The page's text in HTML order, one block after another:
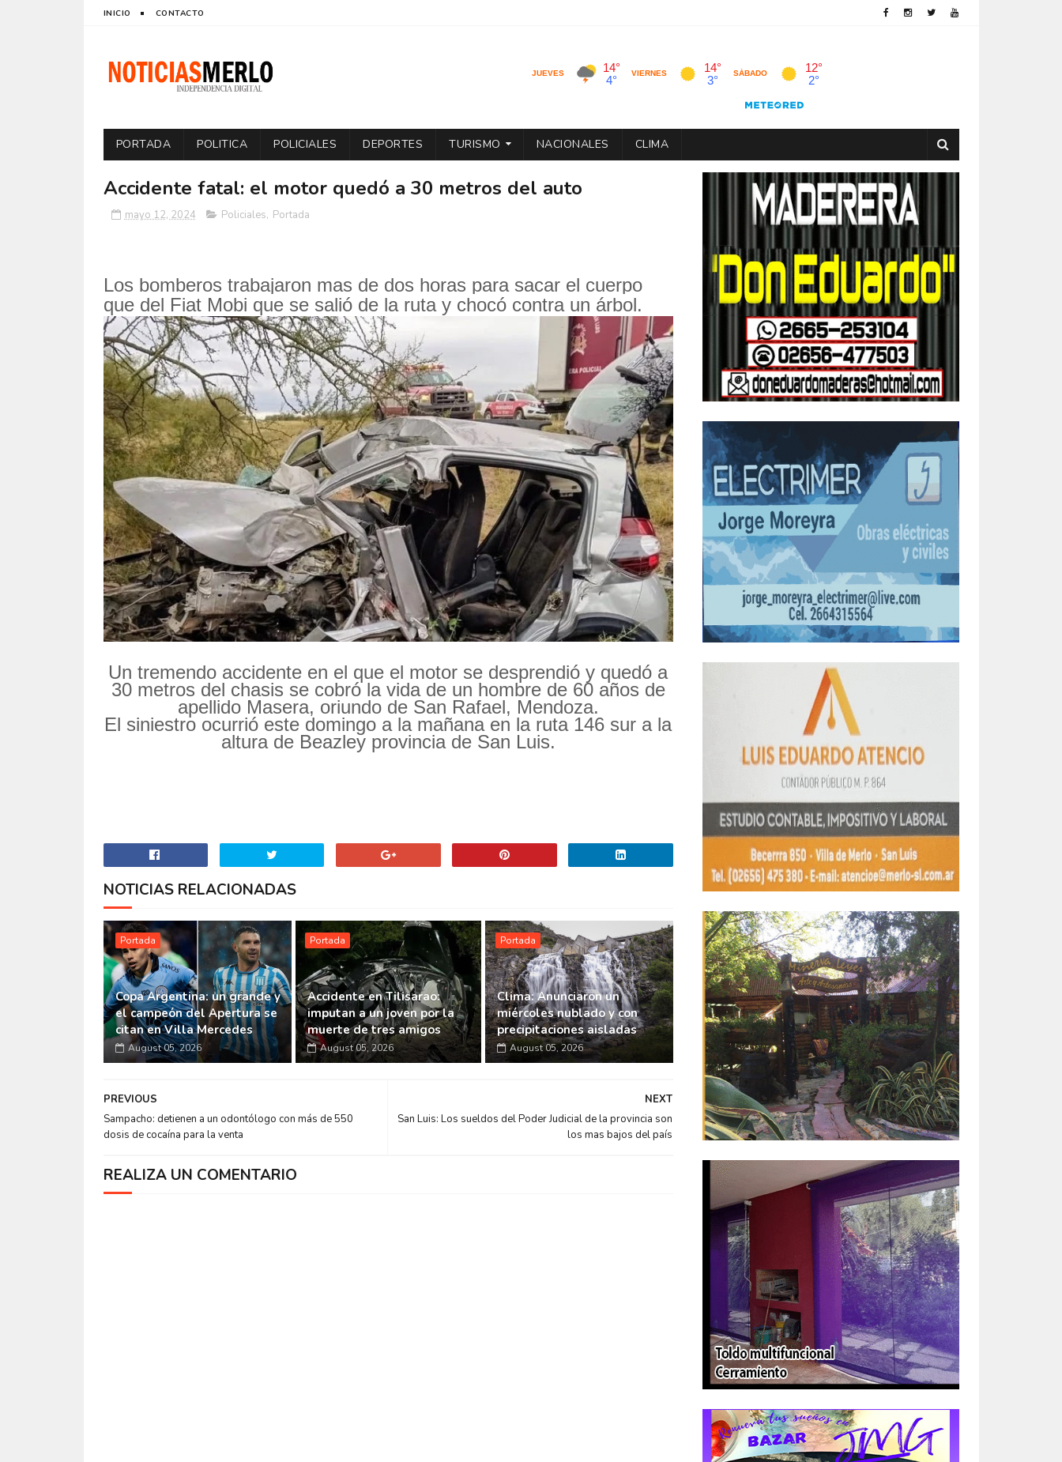
INICIO CONTACTO
PORTADA POLITICA POLICIALES DEPORTES TURISMO NACIONALES CLIMA
Accidente fatal: el motor quedó a 30 metros del auto
mayo 12, 2024 Policiales, Portada
Los bomberos trabajaron mas de dos horas para sacar el cuerpo
que del Fiat Mobi que se salió de la ruta y chocó contra un árbol.
Un tremendo accidente en el que el motor se desprendió y quedó a
30 metros del chasis se cobró la vida de un hombre de 60 años de
apellido Masera, oriundo de San Rafael, Mendoza.
El siniestro ocurrió este domingo a la mañana en la ruta 146 sur a la
altura de Beazley provincia de San Luis.
NOTICIAS RELACIONADAS
Portada
Copa Argentina: un grande y
el campeón del Apertura se
citan en Villa Mercedes
August 05, 2026
Portada
Accidente en Tilisarao:
imputan a un joven por la
muerte de tres amigos
August 05, 2026
Portada
Clima: Anunciaron un
miércoles nublado y con
precipitaciones aisladas
August 05, 2026
NEXT
San Luis: Los sueldos del Poder Judicial de la provincia son
los mas bajos del país
PREVIOUS
Sampacho: detienen a un odontólogo con más de 550
dosis de cocaína para la venta
REALIZA UN COMENTARIO